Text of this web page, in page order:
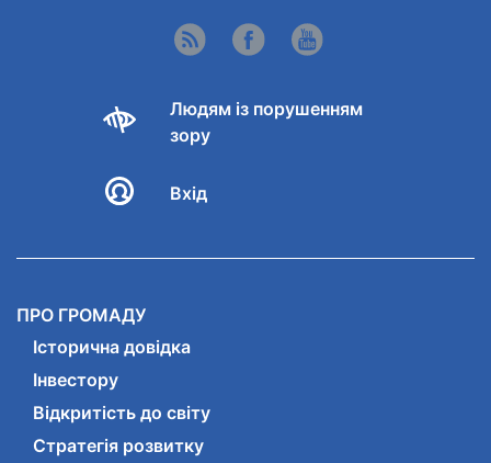
Людям із порушенням
зору
Вхід
ПРО ГРОМАДУ
Історична довідка
Інвестору
Відкритість до світу
Стратегія розвитку